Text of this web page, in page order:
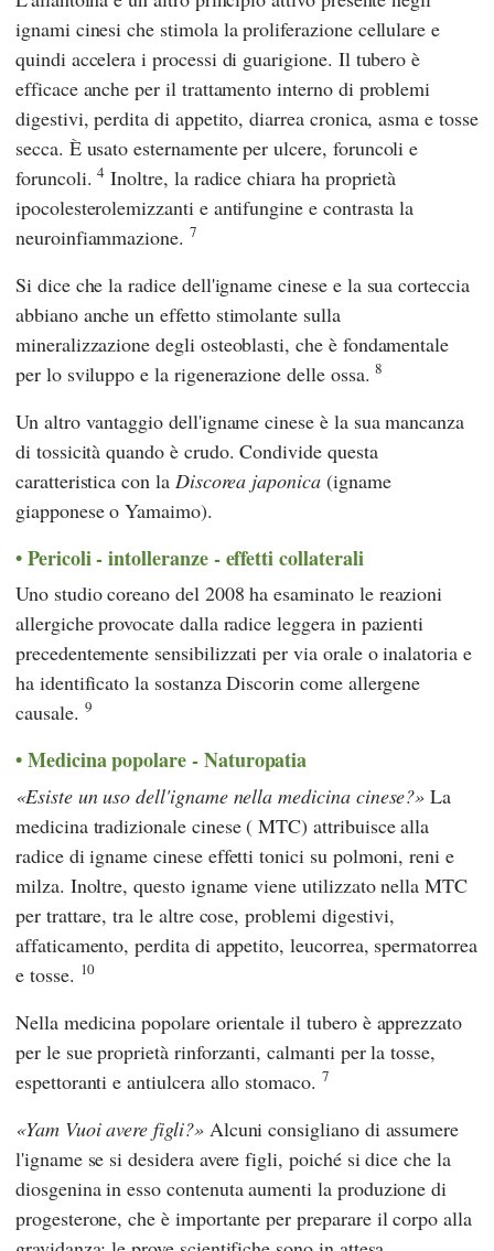
ignami cinesi che stimola la proliferazione cellulare e
quindi accelera i processi di guarigione. Il tubero è
efficace anche per il trattamento interno di problemi
digestivi, perdita di appetito, diarrea cronica, asma e tosse
secca. È usato esternamente per ulcere, foruncoli e
foruncoli.4 Inoltre, la radice chiara ha proprietà
ipocolesterolemizzanti e antifungine e contrasta la
neuroinfiammazione. 7
Si dice che la radice dell'igname cinese e la sua corteccia
abbiano anche un effetto stimolante sulla
mineralizzazione degli osteoblasti, che è fondamentale
per lo sviluppo e la rigenerazione delle ossa.8
Un altro vantaggio dell'igname cinese è la sua mancanza
di tossicità quando è crudo. Condivide questa
caratteristica con la Discorea japonica(igname
giapponese o Yamaimo).
Pericoli - intolleranze - effetti collaterali
Uno studio coreano del 2008 ha esaminato le reazioni
allergiche provocate dalla radice leggera in pazienti
precedentemente sensibilizzati per via orale o inalatoria e
ha identificato la sostanza Discorin come allergene
causale. 9
Medicina popolare - Naturopatia
Esiste un uso dell'igname nella medicina cinese? La
medicina tradizionale cinese(MTC) attribuisce alla
radice di igname cinese effetti tonici su polmoni, reni e
milza. Inoltre, questo igname viene utilizzato nellaMTC
per trattare, tra le altre cose, problemi digestivi,
affaticamento, perdita di appetito, leucorrea, spermatorrea
e tosse. 10
Nella medicina popolare orientale il tubero è apprezzato
per le sue proprietà rinforzanti, calmanti per la tosse,
espettoranti e antiulcera allo stomaco. 7
Yam Vuoi avere figli? Alcuni consigliano di assumere
l'igname se si desidera avere figli, poiché si dice che la
diosgenina in esso contenuta aumenti la produzione di
progesterone, che è importante per preparare il corpo alla